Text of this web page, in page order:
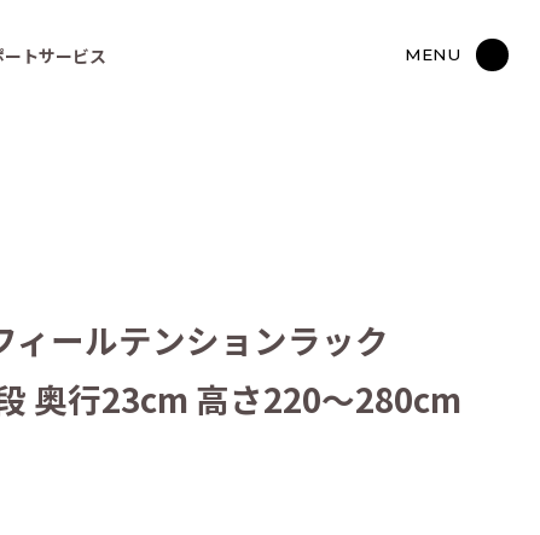
トサービス MENU
ィールテンションラック
奥行23cm 高さ220～280cm